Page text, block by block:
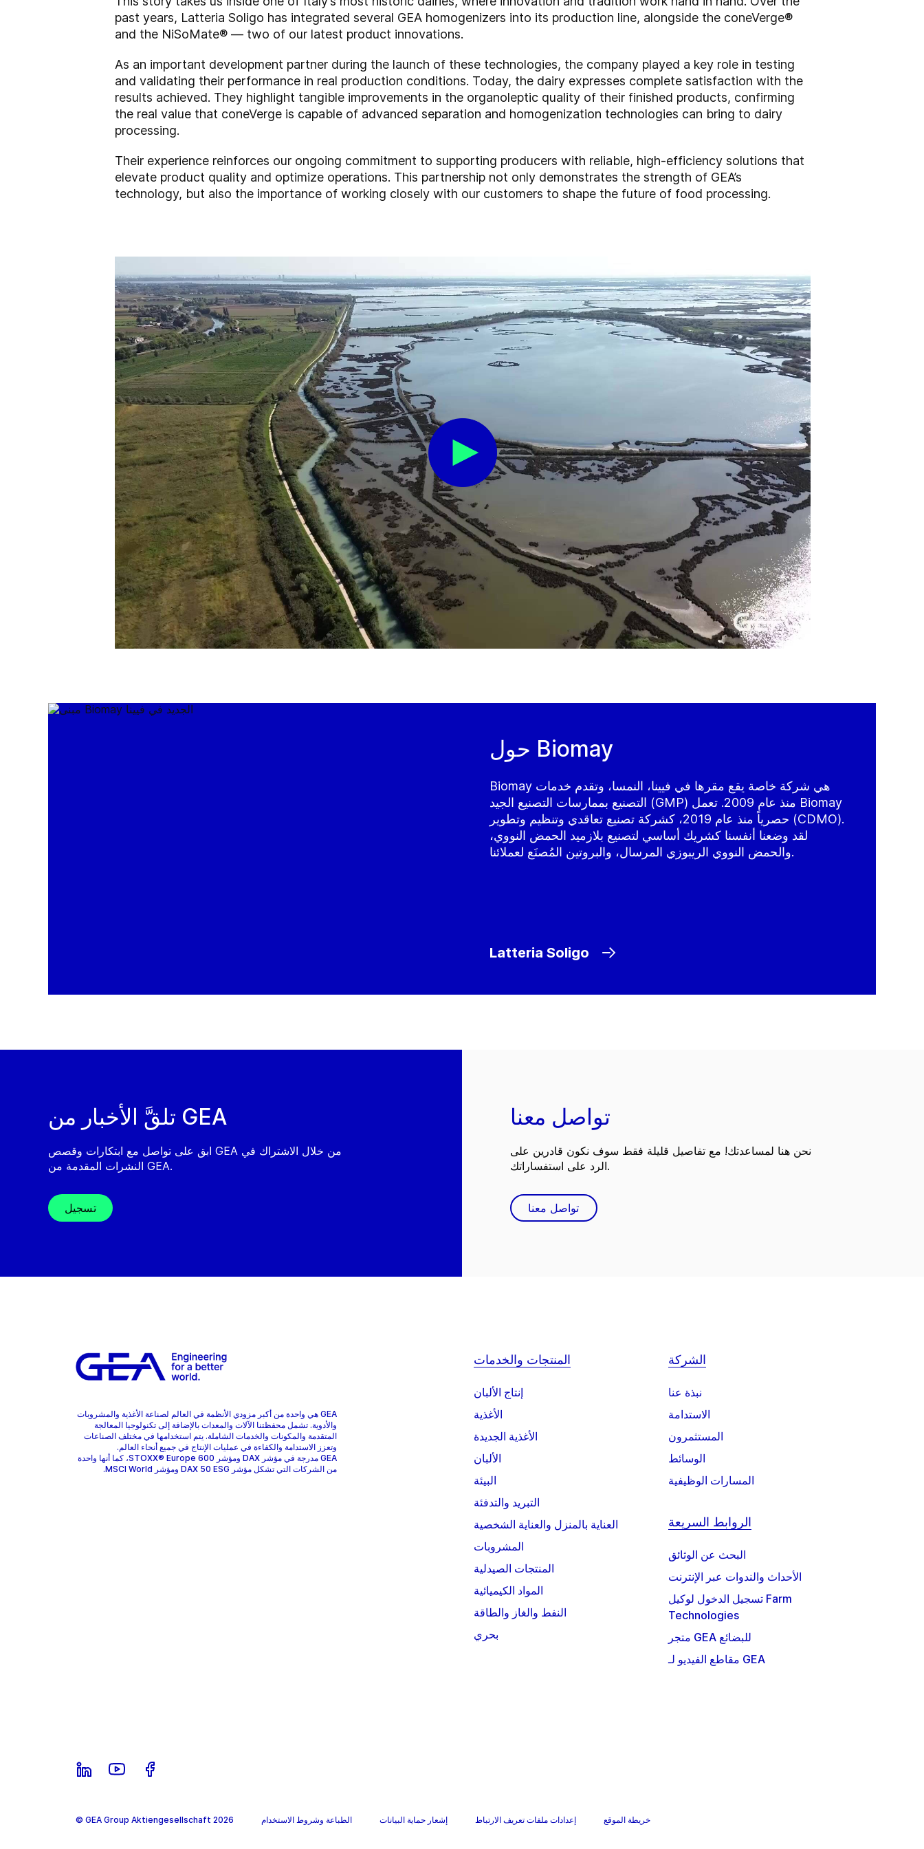
past years, Latteria Soligo has integrated several GEA homogenizers into its production line, alongside the coneVerge®
and the NiSoMate® — two of our latest product innovations.
As an important development partner during the launch of these technologies, the company played a key role in testing
and validating their performance in real production conditions. Today, the dairy expresses complete satisfaction with the
results achieved. They highlight tangible improvements in the organoleptic quality of their finished products, confirming
the real value that coneVerge is capable of advanced separation and homogenization technologies can bring to dairy
processing.
Their experience reinforces our ongoing commitment to supporting producers with reliable, high-efficiency solutions that
elevate product quality and optimize operations. This partnership not only demonstrates the strength of GEA’s
technology, but also the importance of working closely with our customers to shape the future of food processing.
حول Biomay
Biomay هي شركة خاصة يقع مقرها في فيينا، النمسا، وتقدم خدمات
التصنيع بممارسات التصنيع الجيد (GMP) منذ عام 2009. تعمل Biomay
حصرياً منذ عام 2019، كشركة تصنيع تعاقدي وتنظيم وتطوير (CDMO).
لقد وضعنا أنفسنا كشريك أساسي لتصنيع بلازميد الحمض النووي،
والحمض النووي الريبوزي المرسال، والبروتين المُصنَع لعملائنا.
Latteria Soligo
تلقَّ الأخبار من GEA
ابق على تواصل مع ابتكارات وقصص GEA من خلال الاشتراك في
النشرات المقدمة من GEA.
تسجيل
تواصل معنا
نحن هنا لمساعدتك! مع تفاصيل قليلة فقط سوف نكون قادرين على
الرد على استفساراتك.
تواصل معنا
GEA هي واحدة من أكبر مزودي الأنظمة في العالم لصناعة الأغذية والمشروبات
والأدوية. تشمل محفظتنا الآلات والمعدات بالإضافة إلى تكنولوجيا المعالجة
المتقدمة والمكونات والخدمات الشاملة. يتم استخدامها في مختلف الصناعات
وتعزز الاستدامة والكفاءة في عمليات الإنتاج في جميع أنحاء العالم.
GEA مدرجة في مؤشر DAX ومؤشر STOXX® Europe 600، كما أنها واحدة
من الشركات التي تشكل مؤشر DAX 50 ESG ومؤشر MSCI World.
المنتجات والخدمات
إنتاج الألبان
الأغذية
الأغذية الجديدة
الألبان
البيئة
التبريد والتدفئة
العناية بالمنزل والعناية الشخصية
المشروبات
المنتجات الصيدلية
المواد الكيميائية
النفط والغاز والطاقة
بحري
الشركة
نبذة عنا
الاستدامة
المستثمرون
الوسائط
المسارات الوظيفية
الروابط السريعة
البحث عن الوثائق
الأحداث والندوات عبر الإنترنت
تسجيل الدخول لوكيل Farm
Technologies
متجر GEA للبضائع
مقاطع الفيديو لـ GEA
© GEA Group Aktiengesellschaft 2026 الطباعة وشروط الاستخدام إشعار حماية البيانات إعدادات ملفات تعريف الارتباط خريطة الموقع